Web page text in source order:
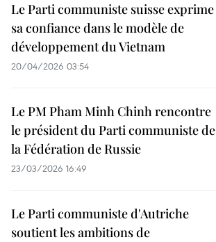
Le Parti communiste suisse exprime
sa confiance dans le modèle de
développement du Vietnam
20/04/2026 03:54
Le PM Pham Minh Chinh rencontre
le président du Parti communiste de
la Fédération de Russie
23/03/2026 16:49
Le Parti communiste d'Autriche
soutient les ambitions de